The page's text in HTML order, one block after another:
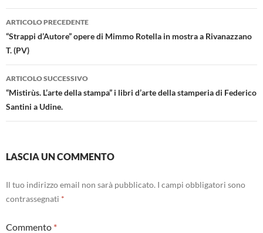
Navigazione
articolo
ARTICOLO PRECEDENTE
“Strappi d’Autore” opere di Mimmo Rotella in mostra a Rivanazzano
T. (PV)
ARTICOLO SUCCESSIVO
“Mistirùs. L’arte della stampa” i libri d’arte della stamperia di Federico
Santini a Udine.
LASCIA UN COMMENTO
Il tuo indirizzo email non sarà pubblicato. I campi obbligatori sono
contrassegnati *
Commento *